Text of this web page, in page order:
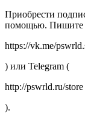
Приобрести
помощью. Пишите
https://vk.me/
) или Telegram (
http://pswrld.ru/store
).